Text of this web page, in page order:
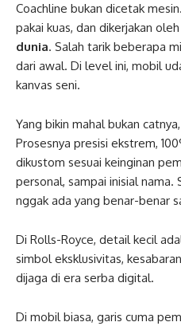
Coachline bukan dicetak
pakai kuas, dan dikerjakan oleh
dunia. Salah tarik beberapa
dari awal. Di level ini, mobil
kanvas seni.
Yang bikin mahal bukan
Prosesnya presisi ekstrem,
dikustom sesuai keinginan
personal, sampai inisial nama.
nggak ada yang benar-benar
Di Rolls-Royce, detail kecil
simbol eksklusivitas,
dijaga di era serba digital.
Di mobil biasa, garis cuma